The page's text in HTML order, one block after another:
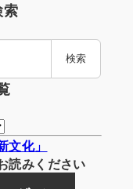
索
検索
文化」
読みください